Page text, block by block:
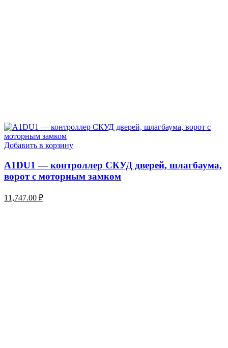
Добавить в корзину
A1DU1 — контроллер СКУД дверей, шлагбаума,
ворот с моторным замком
11,747.00 ₽